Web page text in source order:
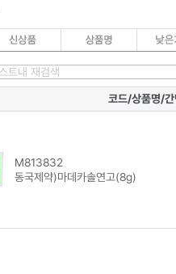
코드/상품명/간
M813832
동국제약)마데카솔연고(8g)